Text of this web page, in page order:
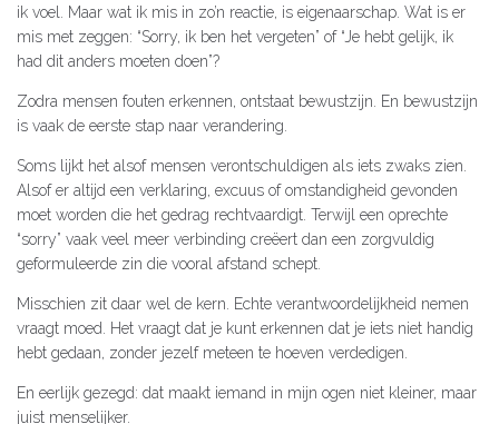
ik voel. Maar wat ik mis in zo’n reactie, is eigenaarschap. Wat is er
mis met zeggen: “Sorry, ik ben het vergeten” of “Je hebt gelijk, ik
had dit anders moeten doen”?
Zodra mensen fouten erkennen, ontstaat bewustzijn. En bewustzijn
is vaak de eerste stap naar verandering.
Soms lijkt het alsof mensen verontschuldigen als iets zwaks zien.
Alsof er altijd een verklaring, excuus of omstandigheid gevonden
moet worden die het gedrag rechtvaardigt. Terwijl een oprechte
“sorry” vaak veel meer verbinding creëert dan een zorgvuldig
geformuleerde zin die vooral afstand schept.
Misschien zit daar wel de kern. Echte verantwoordelijkheid nemen
vraagt moed. Het vraagt dat je kunt erkennen dat je iets niet handig
hebt gedaan, zonder jezelf meteen te hoeven verdedigen.
En eerlijk gezegd: dat maakt iemand in mijn ogen niet kleiner, maar
juist menselijker.